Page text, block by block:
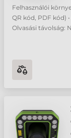
Felhasználói
QR kód, PDF kód)
Olvasási távolság: